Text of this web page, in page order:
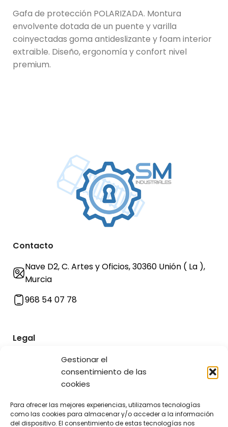
Gestionar el
consentimiento de las
cookies
Para ofrecer las mejores experiencias, utilizamos tecnologías
como las cookies para almacenar y/o acceder a la información
del dispositivo. El consentimiento de estas tecnologías nos
Gafa de protección POLARIZADA. Montura
envolvente dotada de un puente y varilla
coinyectadas goma antideslizante y foam interior
extraible. Diseño, ergonomía y confort nivel
premium.
Contacto
Nave D2, C. Artes y Oficios, 30360 Unión ( La ),
Murcia
968 54 07 78
Legal
Aviso legal y política de privacidad
Términos y condiciones de uso
Política de envíos y devoluciones
Política de cookies